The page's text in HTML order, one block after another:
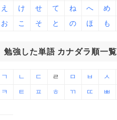
え
け せ て ね へ め
お
こ そ と の ほ も
勉強した単語 カナダラ順一覧
ㄱ ㄴ ㄷ ㄹ ㅁ ㅂ ㅅ
ㅋ
ㅌ ㅍ ㅎ ㄲ ㄸ ㅃ